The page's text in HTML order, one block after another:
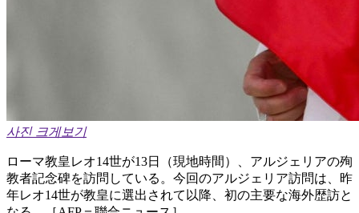
사진 크게보기
ローマ教皇レオ14世が13日（現地時間）、アルジェリアの殉
教者記念碑を訪問している。今回のアルジェリア訪問は、昨
年レオ14世が教皇に選出されて以降、初の主要な海外歴訪と